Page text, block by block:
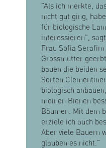
"Als ich merkte,
nicht gut ging,
für biologische
interessieren",
Frau Sofia
Grossmutter
bauen die beiden
Sorten
biologisch
meinen Bienen
Bäumen. Mit dem
erziele ich auch
Aber viele Bauern
glauben es nicht."